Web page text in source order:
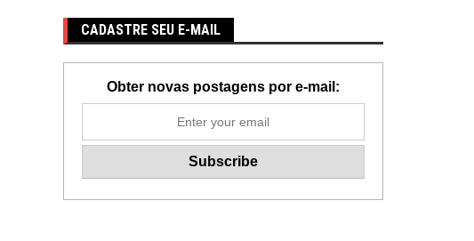
CADASTRE SEU E-MAIL
Obter novas postagens por e-mail: